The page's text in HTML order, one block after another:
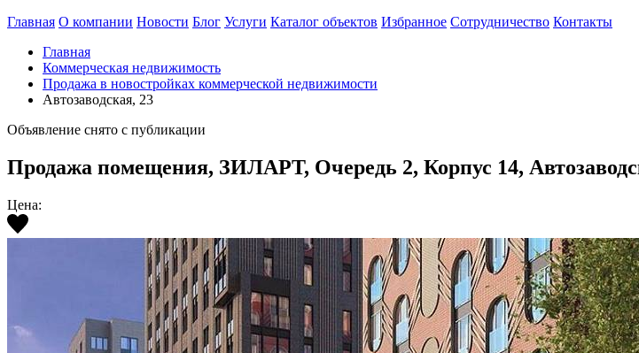
Главная О компании Новости Блог Услуги Каталог объектов Избранное Сотрудничество Контакты
Главная
Коммерческая недвижимость
Продажа в новостройках коммерческой недвижимости
Автозаводская, 23
Объявление снято с публикации
Продажа помещения, ЗИЛАРТ, Очередь 2, Корпус 14,
Цена: